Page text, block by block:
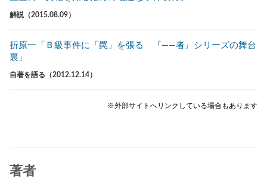
解説（2015.08.09）
折原一「Ｂ級事件に「罠」を張る 『――者』シリーズの舞台
裏」
自著を語る（2012.12.14）
※外部サイトへリンクしている場合もあります
著者